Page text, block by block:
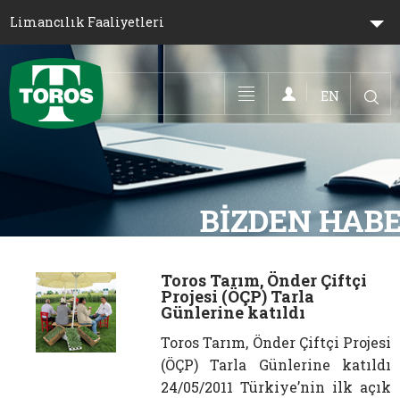
Limancılık Faaliyetleri
Toggle navigation
EN
Toros Tarım, Önder Çiftçi
Projesi (ÖÇP) Tarla
Günlerine katıldı
Toros Tarım, Önder Çiftçi Projesi
(ÖÇP) Tarla Günlerine katıldı
24/05/2011 Türkiye’nin ilk açık